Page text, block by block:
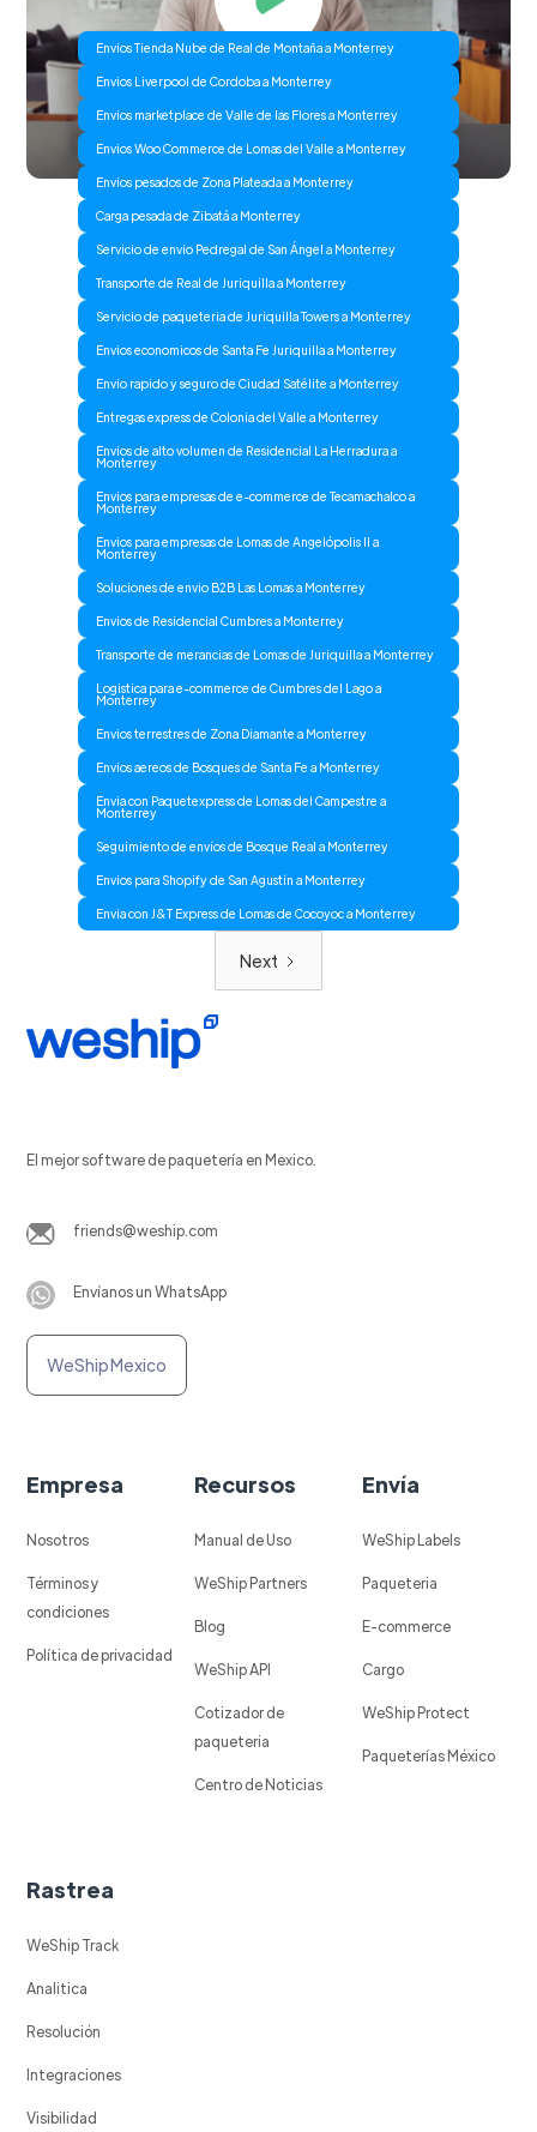
Envios Tienda Nube de Real de Montaña a Monterrey
Envios Liverpool de Cordoba a Monterrey
Envios marketplace de Valle de las Flores a Monterrey
Envios Woo Commerce de Lomas del Valle a Monterrey
Envios pesados de Zona Plateada a Monterrey
Carga pesada de Zibatá a Monterrey
Servicio de envio Pedregal de San Ángel a Monterrey
Transporte de Real de Juriquilla a Monterrey
Servicio de paqueteria de Juriquilla Towers a Monterrey
Envios economicos de Santa Fe Juriquilla a Monterrey
Envio rapido y seguro de Ciudad Satélite a Monterrey
Entregas express de Colonia del Valle a Monterrey
Envios de alto volumen de Residencial La Herradura a
Monterrey
Envios para empresas de e-commerce de Tecamachalco a
Monterrey
Envios para empresas de Lomas de Angelópolis II a
Monterrey
Soluciones de envio B2B Las Lomas a Monterrey
Envios de Residencial Cumbres a Monterrey
Transporte de merancias de Lomas de Juriquilla a Monterrey
Logistica para e-commerce de Cumbres del Lago a
Monterrey
Envios terrestres de Zona Diamante a Monterrey
Envios aereos de Bosques de Santa Fe a Monterrey
Envia con Paquetexpress de Lomas del Campestre a
Monterrey
Seguimiento de envíos de Bosque Real a Monterrey
Envios para Shopify de San Agustín a Monterrey
Envia con J&T Express de Lomas de Cocoyoc a Monterrey
Next
El mejor software de paquetería en Mexico.
friends@weship.com
Envíanos un WhatsApp
WeShip Mexico
Empresa
Nosotros
Términos y
condiciones
Política de privacidad
Recursos
Manual de Uso
WeShip Partners
Blog
WeShip API
Cotizador de
paqueteria
Centro de Noticias
Envía
WeShip Labels
Paqueteria
E-commerce
Cargo
WeShip Protect
Paqueterías México
Rastrea
WeShip Track
Analitica
Resolución
Integraciones
Visibilidad